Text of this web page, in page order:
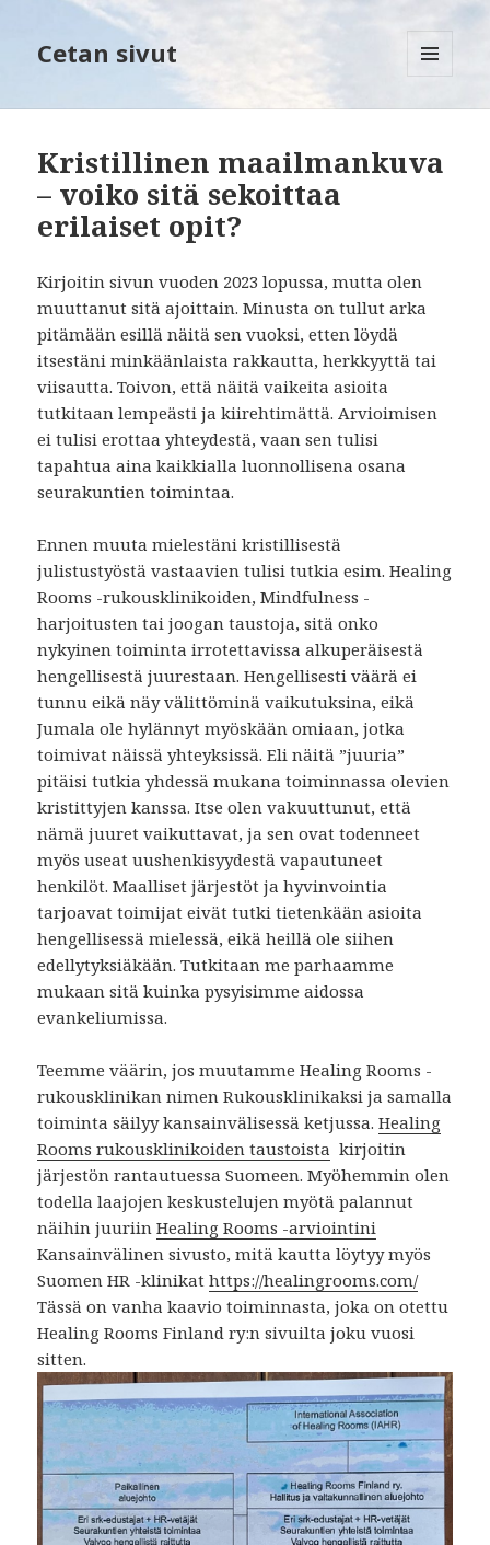
Cetan sivut
JA
Kristillinen maailmankuva
– voiko sitä sekoittaa
erilaiset opit?
Kirjoitin sivun vuoden 2023 lopussa, mutta olen
muuttanut sitä ajoittain. Minusta on tullut arka
pitämään esillä näitä sen vuoksi, etten löydä
itsestäni minkäänlaista rakkautta, herkkyyttä tai
viisautta. Toivon, että näitä vaikeita asioita
tutkitaan lempeästi ja kiirehtimättä. Arvioimisen
ei tulisi erottaa yhteydestä, vaan sen tulisi
tapahtua aina kaikkialla luonnollisena osana
seurakuntien toimintaa.
Ennen muuta mielestäni kristillisestä
julistustyöstä vastaavien tulisi tutkia esim. Healing
Rooms -rukousklinikoiden, Mindfulness -
harjoitusten tai joogan taustoja, sitä onko
nykyinen toiminta irrotettavissa alkuperäisestä
hengellisestä juurestaan. Hengellisesti väärä ei
tunnu eikä näy välittöminä vaikutuksina, eikä
Jumala ole hylännyt myöskään omiaan, jotka
toimivat näissä yhteyksissä. Eli näitä ”juuria”
pitäisi tutkia yhdessä mukana toiminnassa olevien
kristittyjen kanssa. Itse olen vakuuttunut, että
nämä juuret vaikuttavat, ja sen ovat todenneet
myös useat uushenkisyydestä vapautuneet
henkilöt. Maalliset järjestöt ja hyvinvointia
tarjoavat toimijat eivät tutki tietenkään asioita
hengellisessä mielessä, eikä heillä ole siihen
edellytyksiäkään. Tutkitaan me parhaamme
mukaan sitä kuinka pysyisimme aidossa
evankeliumissa.
Teemme väärin, jos muutamme Healing Rooms -
rukousklinikan nimen Rukousklinikaksi ja samalla
toiminta säilyy kansainvälisessä ketjussa.Healing
Rooms rukousklinikoiden taustoista kirjoitin
järjestön rantautuessa Suomeen. Myöhemmin olen
todella laajojen keskustelujen myötä palannut
näihin juuriinHealing Rooms -arviointini
Kansainvälinen sivusto, mitä kautta löytyy myös
Suomen HR -klinikathttps://healingrooms.com/
Tässä on vanha kaavio toiminnasta, joka on otettu
Healing Rooms Finland ry:n sivuilta joku vuosi
sitten.